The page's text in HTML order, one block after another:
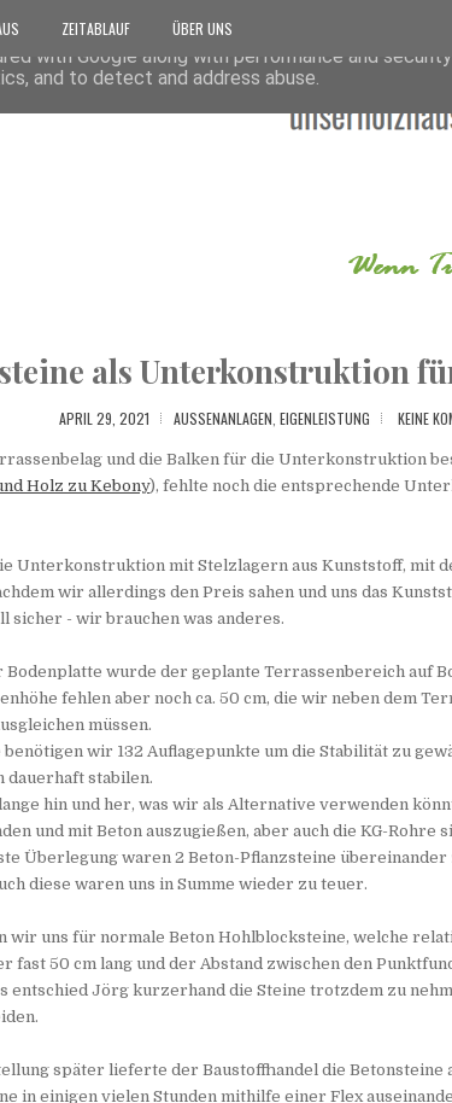
ZEITABLAUF ÜBER UNS
als Unterkonstruktion
APRIL 29, 2021 AUSSENANLAGEN EIGENLEISTUNG KEINE
und die Balken für die Unterkonstruktion
Holz zu Kebony), fehlte noch die entsprechende
Unterkonstruktion mit Stelzlagern aus Kunststoff, mit
wir allerdings den Preis sahen und uns das
sicher - wir brauchen was anderes.
Bodenplatte wurde der geplante Terrassenbereich auf
fehlen aber noch ca. 50 cm, die wir neben dem
müssen.
wir 132 Auflagepunkte um die Stabilität zu
dauerhaft stabilen.
hin und her, was wir als Alternative verwenden
und mit Beton auszugießen, aber auch die KG-Rohre
Überlegung waren 2 Beton-Pflanzsteine
diese waren uns in Summe wieder zu teuer.
wir uns für normale Beton Hohlblocksteine, welche
fast 50 cm lang und der Abstand zwischen den
entschied Jörg kurzerhand die Steine trotzdem zu
später lieferte der Baustoffhandel die Betonsteine
in einigen vielen Stunden mithilfe einer Flex
uses cookies from Google to deliver its services
with Google along with performance and
and to detect and address abuse.